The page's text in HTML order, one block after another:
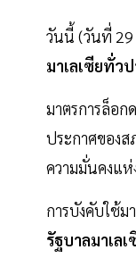
วันนี้ (วันที่ 29
มาเลเซียทั่ว
มาตรการล็อ
ประกาศของส
ความมั่นคงแห่
การบังคับใช้ม
รัฐบาลมาเลเ